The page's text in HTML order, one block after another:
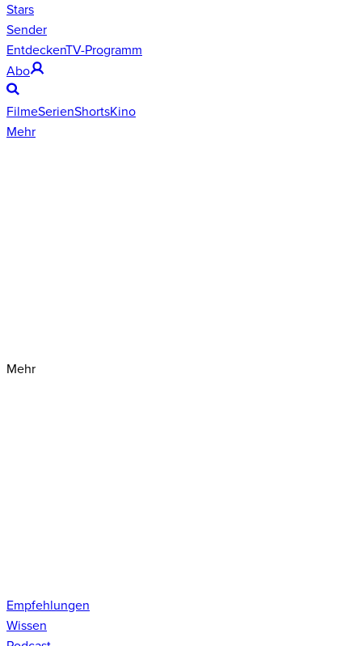
Stars
Sender
EntdeckenTV-Programm
Abo
FilmeSerienShortsKino
Mehr
Mehr
Empfehlungen
Wissen